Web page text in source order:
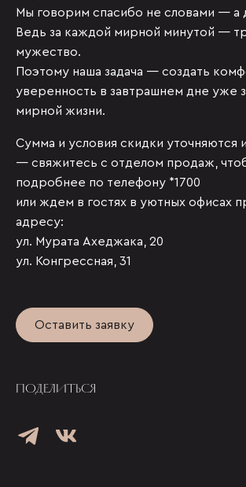
Мы говорим спасибо не словами — а
Ведь за каждой мирной минутой —
мужество.
Поэтому наша задача — создать
уверенность в завтрашнем дне уже
мирной жизни.
Сумма и условия скидки уточняются
— свяжитесь с отделом продаж,
подробнее по телефону *1700
или ждем в гостях в уютных офисах
адресу:
ул. Мурата Ахеджака, 20
ул. Конгрессная, 31
Оставить заявку
ПОДЕЛИТЬСЯ